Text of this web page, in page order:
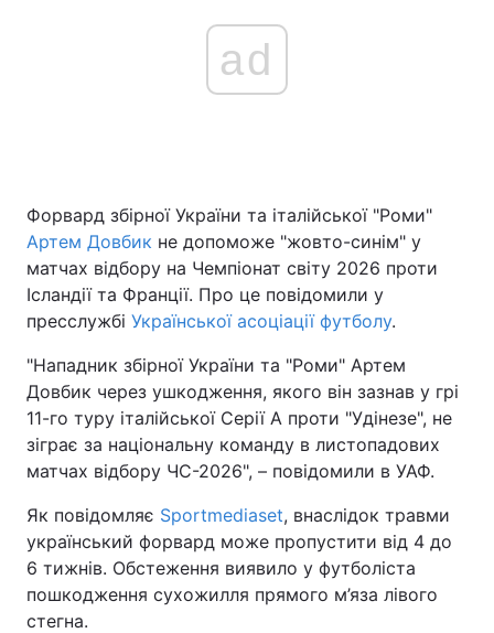
Головна Війна
Україна Політика
Економіка Світ
Спорт Наука
Техно і зв'язок Лайт
Зброя Інциденти
Здоров'я Туризм
Цікавинки Погода
Екологія Регіони
ad
Форвард збірної України та італійської "Роми"
Артем Довбик не допоможе "жовто-синім" у
матчах відбору на Чемпіонат світу 2026 проти
Ісландії та Франції. Про це повідомили у
пресслужбі Української асоціації футболу.
"Нападник збірної України та "Роми" Артем
Довбик через ушкодження, якого він зазнав у грі
11-го туру італійської Серії А проти "Удінезе", не
зіграє за національну команду в листопадових
матчах відбору ЧС-2026", – повідомили в УАФ.
Як повідомляє Sportmediaset, внаслідок травми
український форвард може пропустити від 4 до
6 тижнів. Обстеження виявило у футболіста
пошкодження сухожилля прямого м’яза лівого
стегна.